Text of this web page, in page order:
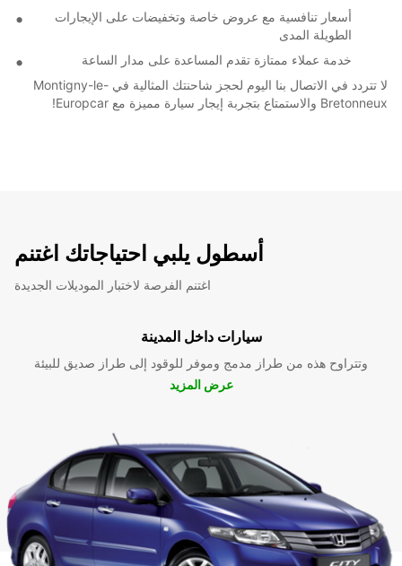
أسعار تنافسية مع عروض خاصة وتخفيضات على الإيجارات
الطويلة المدى
خدمة عملاء ممتازة تقدم المساعدة على مدار الساعة
لا تتردد في الاتصال بنا اليوم لحجز شاحنتك المثالية في Montigny-le-
Bretonneux والاستمتاع بتجربة إيجار سيارة مميزة مع Europcar!
أسطول يلبي احتياجاتك اغتنم
اغتنم الفرصة لاختبار الموديلات الجديدة
سيارات داخل المدينة
وتتراوح هذه من طراز مدمج وموفر للوقود إلى طراز صديق للبيئة
عرض المزيد